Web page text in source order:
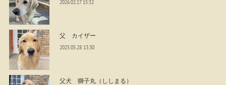
2026.02.17 15:32
父 カイザー
2025.05.28 13:30
父犬 獅子丸（ししまる）